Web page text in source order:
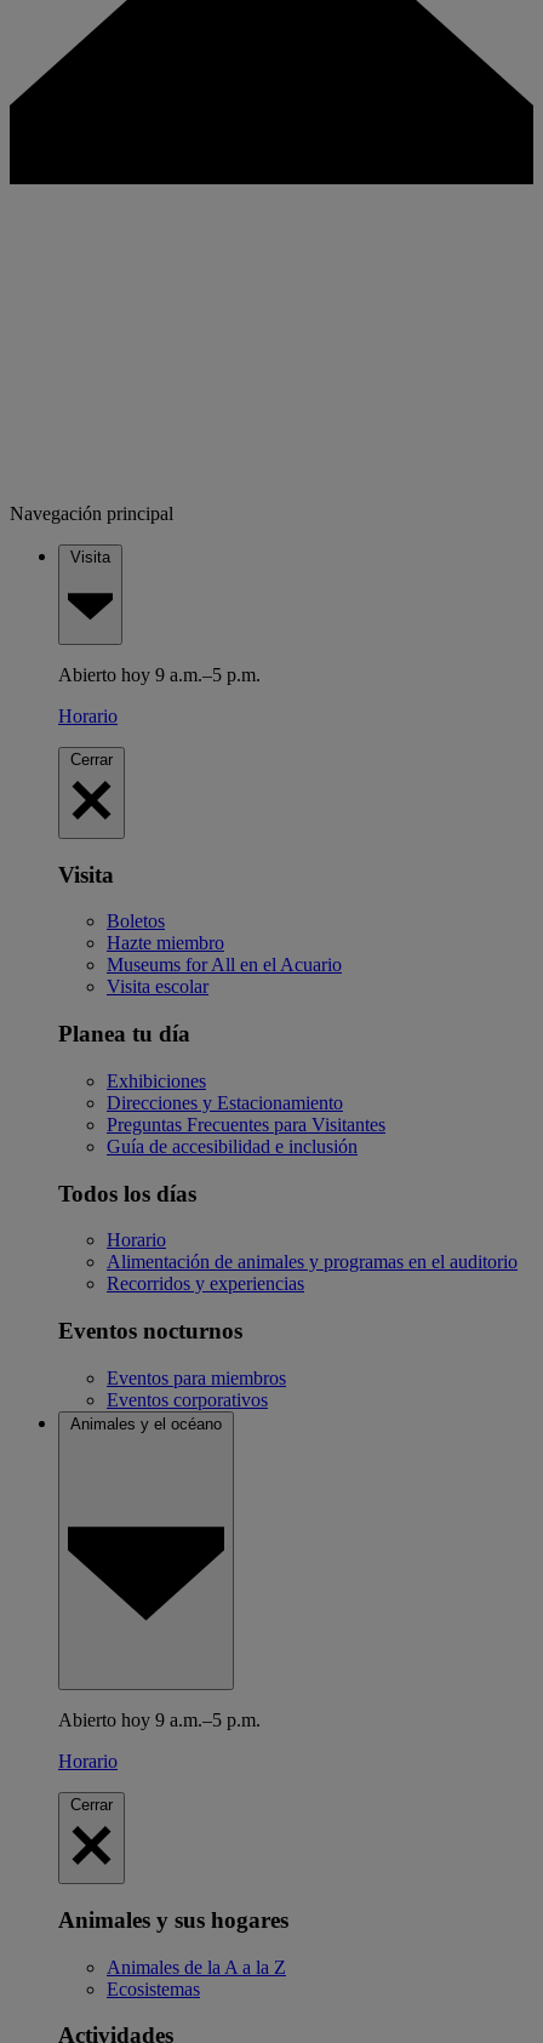
Navegación principal
Visita
Abierto hoy 9 a.m.–5 p.m.
Horario
Cerrar
Visita
Boletos
Hazte miembro
Museums for All en el Acuario
Visita escolar
Planea tu día
Exhibiciones
Direcciones y Estacionamiento
Preguntas Frecuentes para Visitantes
Guía de accesibilidad e inclusión
Todos los días
Horario
Alimentación de animales y programas en el auditorio
Recorridos y experiencias
Eventos nocturnos
Eventos para miembros
Eventos corporativos
Animales y el océano
Abierto hoy 9 a.m.–5 p.m.
Horario
Cerrar
Animales y sus hogares
Animales de la A a la Z
Ecosistemas
Actividades